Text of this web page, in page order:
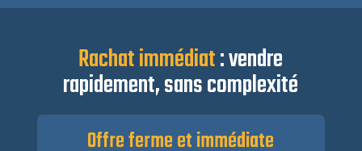
Rachat immédiat: vendre
rapidement, sans complexité
Offre ferme et immédiate